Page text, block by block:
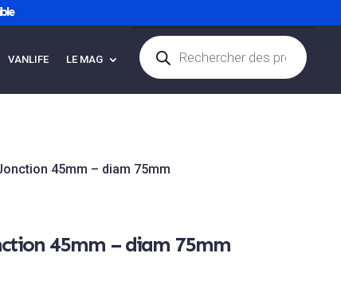
VANLIFE LE MAG
Recherche
de
produits
Articles 0
45mm – diam 75mm
45mm – diam 75mm